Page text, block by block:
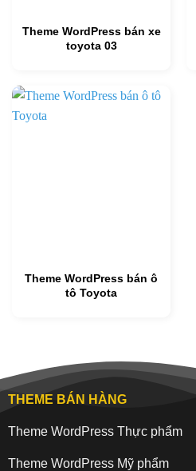
Theme WordPress bán xe
toyota 03
Theme WordPress bán ô
tô Toyota
THEME BÁN HÀNG
Theme WordPress Thực phẩm
Theme WordPress Mỹ phẩm